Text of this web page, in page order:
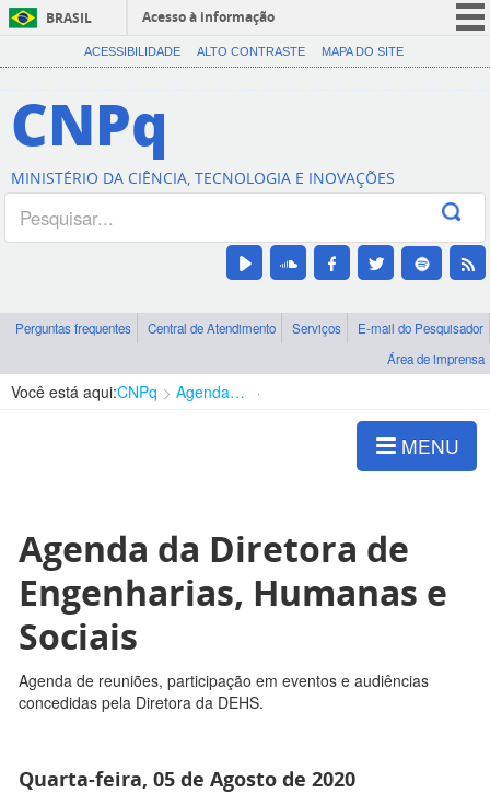
BRASIL
Acesso à informação
CORONAVÍRUS (COVID-19)
Canais
ACESSIBILIDADE ALTO CONTRASTE MAPA DO SITE
CNPq
MINISTÉRIO DA CIÊNCIA, TECNOLOGIA E INOVAÇÕES
Perguntas frequentes Central de Atendimento Serviços
E-mail do Pesquisador
Área de imprensa
Você está aqui:CNPq Agenda de autoridades
MENU
Agenda da Diretora de
Engenharias, Humanas e
Sociais
Agenda de reuniões, participação em eventos e audiências
concedidas pela Diretora da DEHS.
Quarta-feira, 05 de Agosto de 2020